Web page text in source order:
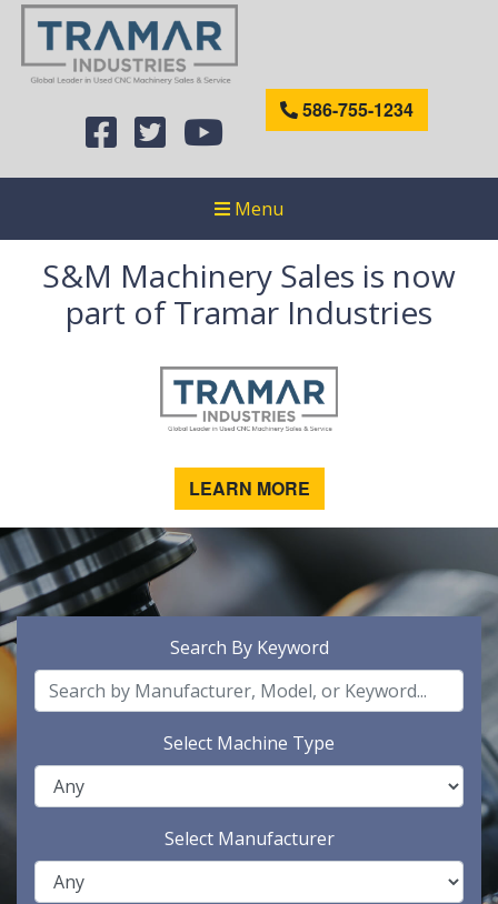
586-755-1234
Menu
S&M Machinery Sales is now
part of Tramar Industries
LEARN MORE
Search By Keyword
Select Machine Type
Select Manufacturer